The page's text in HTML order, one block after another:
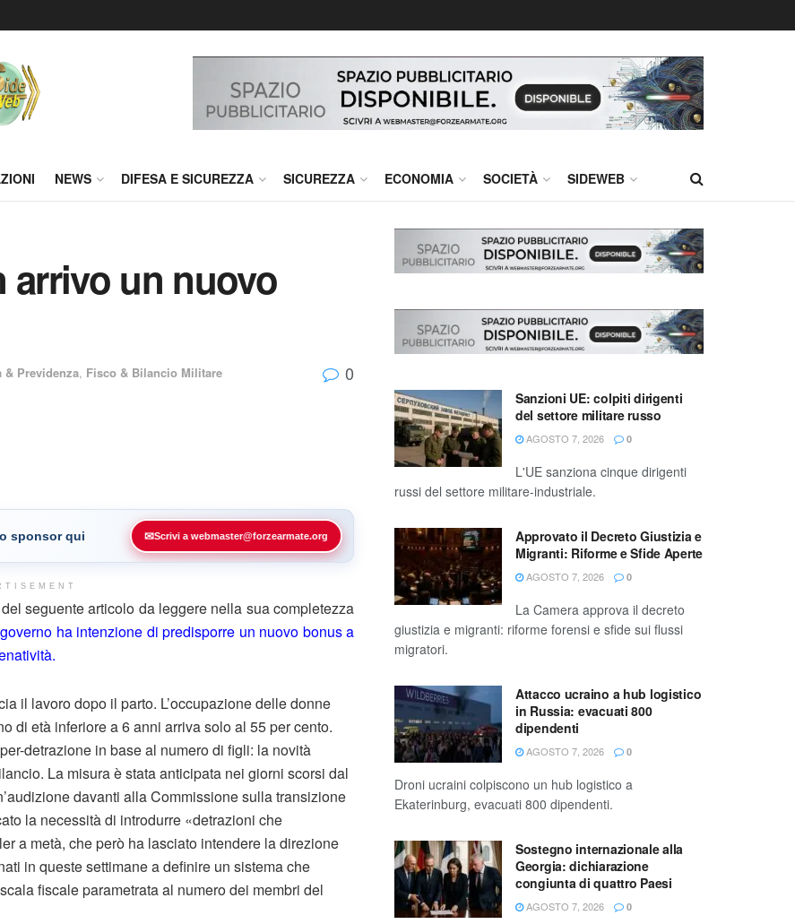
NEWS DIFESA E SICUREZZA SICUREZZA ECONOMIA SOCIETÀ SIDEWEB
arrivo un nuovo
& Previdenza, Fisco & Bilancio Militare 0
sponsor qui ✉Scrivi a webmaster@forzearmate.org
seguente articolo da leggere nella sua completezza
ha intenzione di predisporre un nuovo bonus a
il lavoro dopo il parto. L’occupazione delle donne
di età inferiore a 6 anni arriva solo al 55 per cento.
detrazione in base al numero di figli: la novità
La misura è stata anticipata nei giorni scorsi dal
davanti alla Commissione sulla transizione
la necessità di introdurre «detrazioni che
a metà, che però ha lasciato intendere la direzione
in queste settimane a definire un sistema che
fiscale parametrata al numero dei membri del
Sanzioni UE: colpiti dirigenti
del settore militare russo
AGOSTO 7, 2026 0
L'UE sanziona cinque dirigenti
russi del settore militare-industriale.
Approvato il Decreto Giustizia e
Migranti: Riforme e Sfide Aperte
AGOSTO 7, 2026 0
La Camera approva il decreto
giustizia e migranti: riforme forensi e sfide sui flussi
migratori.
Attacco ucraino a hub logistico
in Russia: evacuati 800
dipendenti
AGOSTO 7, 2026 0
Droni ucraini colpiscono un hub logistico a
Ekaterinburg, evacuati 800 dipendenti.
Sostegno internazionale alla
Georgia: dichiarazione
congiunta di quattro Paesi
AGOSTO 7, 2026 0